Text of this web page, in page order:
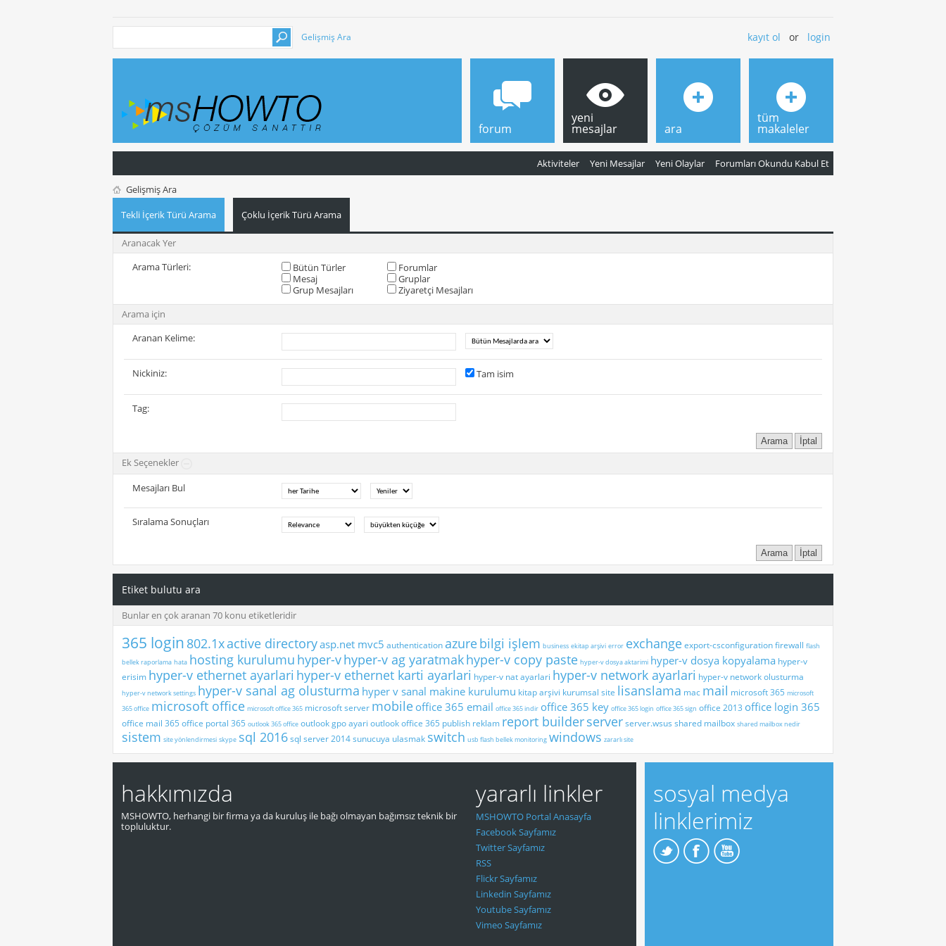
Gelişmiş Ara kayıt ol or login
forum
yeni
mesajlar
Aktiviteler Yeni Mesajlar Yeni Olaylar Forumları Okundu Kabul Et
ara
tüm
makaleler
Gelişmiş Ara
Tekli İçerik Türü Arama
Çoklu İçerik Türü Arama
Aranacak Yer
Arama Türleri:
Bütün Türler
Forumlar
Mesaj
Gruplar
Grup Mesajları
Ziyaretçi Mesajları
Arama için
Aranan Kelime:
Nickiniz: Tam isim
Tag:
Ek Seçenekler
Mesajları Bul
Sıralama Sonuçları
Etiket bulutu ara
Bunlar en çok aranan 70 konu etiketleridir
365 login 802.1xactive directoryasp.net mvc5 authentication azurebilgi işlem business ekitap arşivi error exchangeexport-csconfigurationfirewall flash
bellek raporlama hata hosting kurulumu hyper-vhyper-v ag yaratmakhyper-v copy paste hyper-v dosya aktarimi hyper-v dosya kopyalama hyper-v
erisim hyper-v ethernet ayarlari hyper-v ethernet karti ayarlari hyper-v nat ayarlari hyper-v network ayarlari hyper-v network olusturma
hyper-v network settings hyper-v sanal ag olusturma hyper v sanal makine kurulumu kitap arşivi kurumsal site lisanslama mac mail microsoft 365 microsoft
365 office microsoft office microsoft office 365 microsoft server mobile office 365 email office 365 indir office 365 key office 365 login office 365 sign office 2013 office login 365
office mail 365 office portal 365 outlook 365 office outlook gpo ayari outlook office 365 publish reklam report builderserverserver.wsus shared mailbox shared mailbox nedir
sistem site yönlendirmesi skype sql 2016sql server 2014sunucuya ulasmak switch usb flash bellek monitoring windows zararlı site
hakkımızda
MSHOWTO, herhangi bir firma ya da kuruluş ile bağı olmayan bağımsız teknik bir
topluluktur.
yararlı linkler
MSHOWTO Portal Anasayfa
Facebook Sayfamız
Twitter Sayfamız
RSS
Flickr Sayfamız
Linkedin Sayfamız
Youtube Sayfamız
Vimeo Sayfamız
sosyal medya
linklerimiz